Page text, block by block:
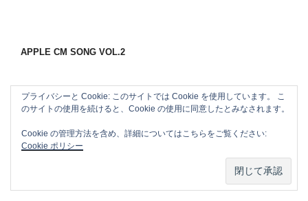
APPLE CM SONG VOL.2
プライバシーと Cookie: このサイトでは Cookie を使用しています。 こ
のサイトの使用を続けると、Cookie の使用に同意したとみなされます。
Cookie の管理方法を含め、詳細についてはこちらをご覧ください:
Cookie ポリシー